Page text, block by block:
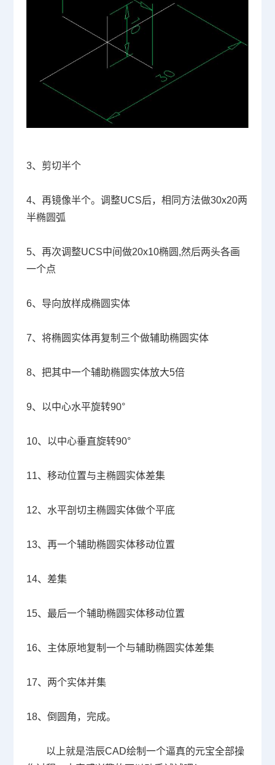
3、剪切半个
4、再镜像半个。调整UCS后，相同方法做30x20两
半椭圆弧
5、再次调整UCS中间做20x10椭圆 ,然后两头各画
一个点
6、导向放样成椭圆实体
7、将椭圆实体再复制三个做辅助椭圆实体
8、把其中一个辅助椭圆实体放大5倍
9、以中心水平旋转90°
10、以中心垂直旋转90°
11、移动位置与主椭圆实体差集
12、水平剖切主椭圆实体做个平底
13、再一个辅助椭圆实体移动位置
14、差集
15、最后一个辅助椭圆实体移动位置
16、主体原地复制一个与辅助椭圆实体差集
17、两个实体并集
18、倒圆角，完成。
以上就是浩辰CAD绘制一个逼真的元宝全部操